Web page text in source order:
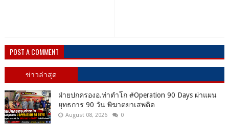
POST A COMMENT
ข่าวล่าสุด
ฝ่ายปกครองอ.ท่าตำโก #Operation 90 Days ผ่าแผน
ยุทธการ 90 วัน พิฆาตยาเสพติด
August 08, 2026 0